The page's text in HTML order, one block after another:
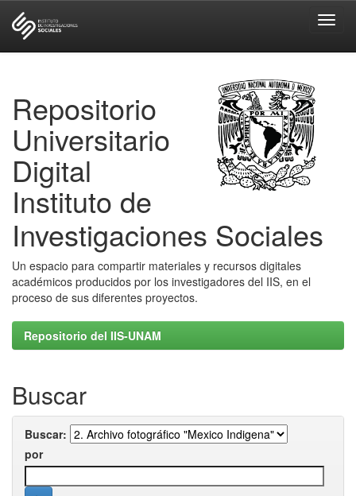
Repositorio
Universitario
Digital
Instituto de
Investigaciones Sociales
Un espacio para compartir materiales y recursos digitales
académicos producidos por los investigadores del IIS, en el
proceso de sus diferentes proyectos.
Repositorio del IIS-UNAM
Buscar
Buscar:
por